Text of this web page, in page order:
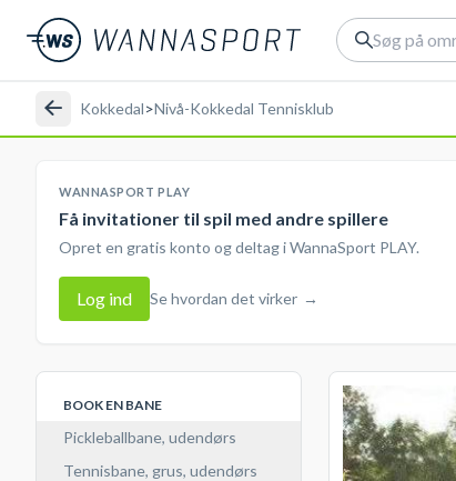
Kokkedal>Nivå-Kokkedal Tennisklub
WANNASPORT PLAY
Få invitationer til spil med andre spillere
Opret en gratis konto og deltag i WannaSport PLAY.
Log ind Se hvordan det virker →
BOOK EN BANE
Pickleballbane, udendørs
Tennisbane, grus, udendørs